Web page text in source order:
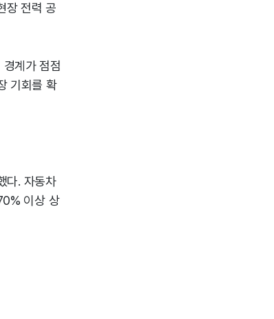
장 전력 공
계가 점점
기회를 확
다. 자동차
이상 상